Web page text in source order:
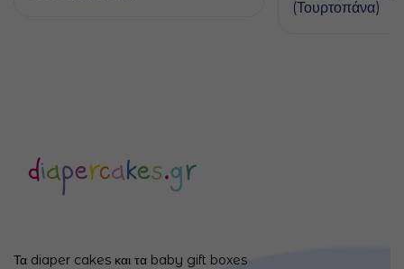
(Τουρτοπάνα)
Τα diaper cakes και τα baby gift boxes